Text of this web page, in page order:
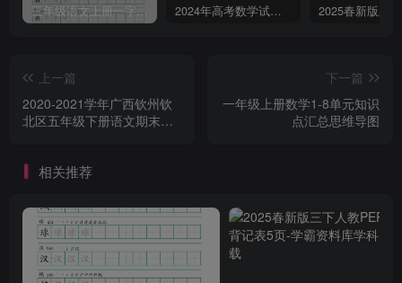
三年级语文上册一字三描红写字表字帖 2024年高考数学试卷（文）（全国甲卷）（空白卷）
上一篇
2020-2021学年广西钦州钦
北区五年级下册语文期末试
下一篇
一年级上册数学1-8单元知识
点汇总思维导图
相关推荐